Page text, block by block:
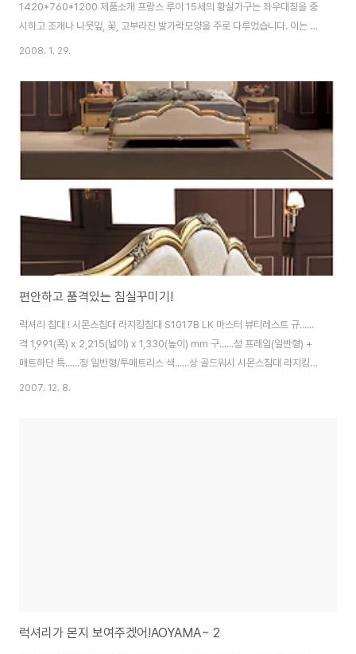
1420*760*1200 제품소개 프랑스 루이 15세의 황실가구는 좌우대칭을 중
시하고 조개나 나뭇잎, 꽃, 고부라진 발가락모양을 주로 다루었습니다. 이는 또
한 로코코 스타일로도 알려져 있는데 로코코라는 말 자체가 라카일이라는 말에
제품 하나하나마다 직접 손으로 조각작업을 함으로써 루이 15세 당시의 엔틱
이 가진 우아함과 럭져리의 멋을 그대로 재현하였습니다. 스타일리스트의 제안
집안에 클래식한 분위기를 연출할려면 프랑스풍을 고려해 보세요. 왜냐하면 클
래식은 시간이나 유행의 흐름에 상관없이 디자인 생명이 절대로 사라지지 않기
2008. 1. 29.
편안하고 품격있는 침실꾸미기!
럭셔리 침대 ! 시몬스침대 라지킹침대 S1017B LK 마스터 뷰티레스트 규......
격 1,991(폭) x 2,215(넓이) x 1,330(높이) mm 구......성 프레임(일반형) +
매트하단 특......징 일반형/투매트리스 색......상 골드워시 시몬스침대 라지킹침
대 SCH 142 LK 프리모 뷰티레스트 규......격 1,898(폭) x 2,230(넓이) x
2007. 12. 8.
럭셔리가 몬지 보여주겠어!AOYAMA~ 2